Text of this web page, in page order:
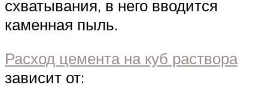
схватывания, в него вводится
каменная пыль.
Расход цемента на куб раствора
зависит от: